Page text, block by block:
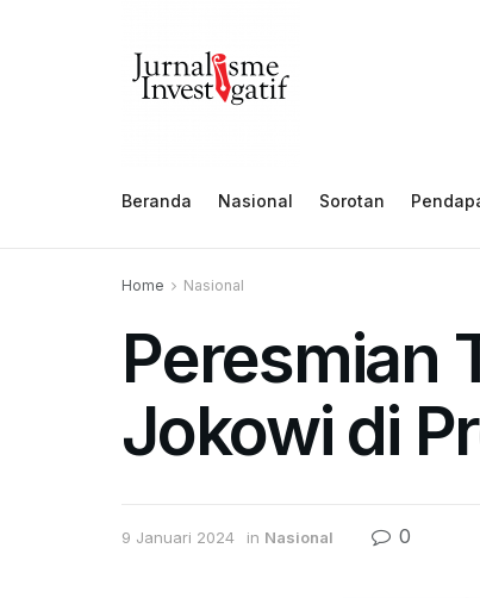
Beranda Nasional Sorotan
Home Nasional
Peresmian
Jokowi di
9 Januari 2024 in Nasional 0